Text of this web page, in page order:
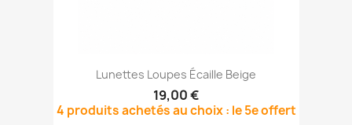
Lunettes Loupes Écaille Beige
19,00 €
4 produits achetés au choix : le 5e offert